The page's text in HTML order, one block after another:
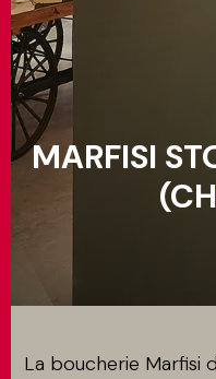
MAGAZINE
RECHERCHE
MARFISI
La boucherie Marfisi